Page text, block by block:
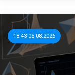
18:43 05.08.2026